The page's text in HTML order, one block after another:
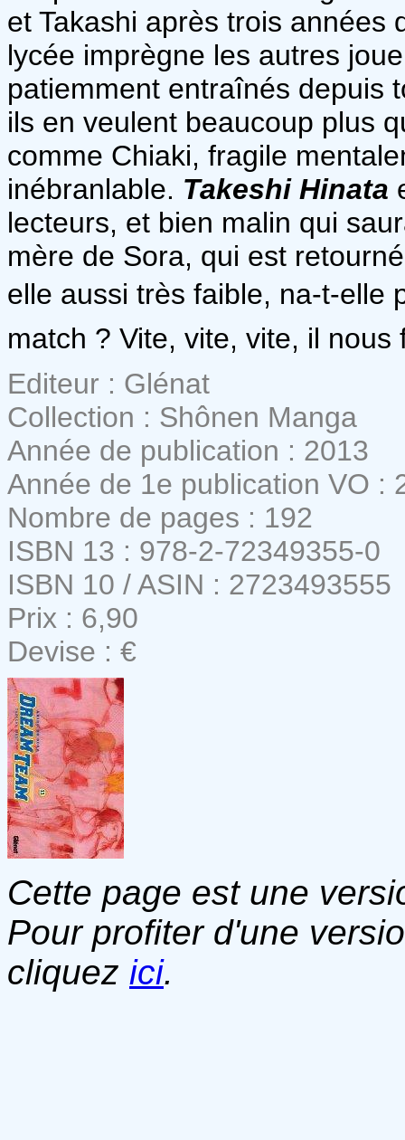
et Takashi après trois années
lycée imprègne les autres
patiemment entraînés depuis
ils en veulent beaucoup plus
comme Chiaki, fragile
inébranlable. Takeshi Hinata
lecteurs, et bien malin qui
mère de Sora, qui est
elle aussi très faible, na-t-
match ? Vite, vite, vite, il
Editeur : Glénat
Collection : Shônen Manga
Année de publication : 2013
Année de 1e publication VO :
Nombre de pages : 192
ISBN 13 : 978-2-72349355-0
ISBN 10 / ASIN : 2723493555
Prix : 6,90
Devise : €
Cette page est une
Pour profiter d'une
cliquez ici.